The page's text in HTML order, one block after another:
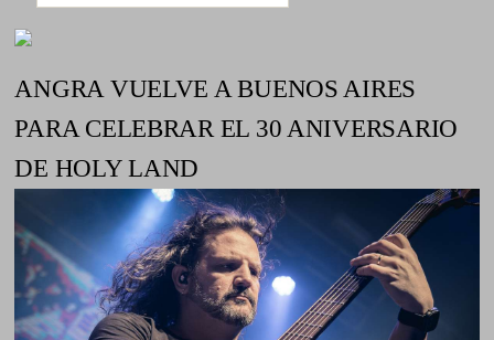
ANGRA VUELVE A BUENOS AIRES
PARA CELEBRAR EL 30 ANIVERSARIO
DE HOLY LAND